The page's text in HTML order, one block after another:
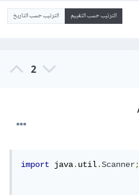
الترتيب حسب التقييم الترتيب حسب التاريخ
2
import java.util.Scanner;